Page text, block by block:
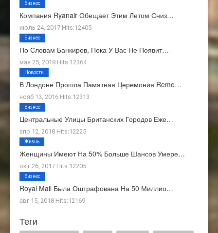
Компания Ryanair Обещает Этим Летом Сниз…
июль 24, 2017 Hits:12405
Бизнес
По Словам Банкиров, Пока У Вас Не Появит…
мая 25, 2018 Hits:12364
Бизнес
В Лондоне Прошла Памятная Церемония Reme…
нояб 13, 2016 Hits:12313
Новости
Центральные Улицы Британских Городов Еже…
апр 12, 2018 Hits:12225
Бизнес
Женщины Имеют На 50% Больше Шансов Умере…
окт 26, 2017 Hits:12205
Жизнь
Royal Mail Была Оштрафована На 50 Миллио…
авг 15, 2018 Hits:12169
Бизнес
Теги